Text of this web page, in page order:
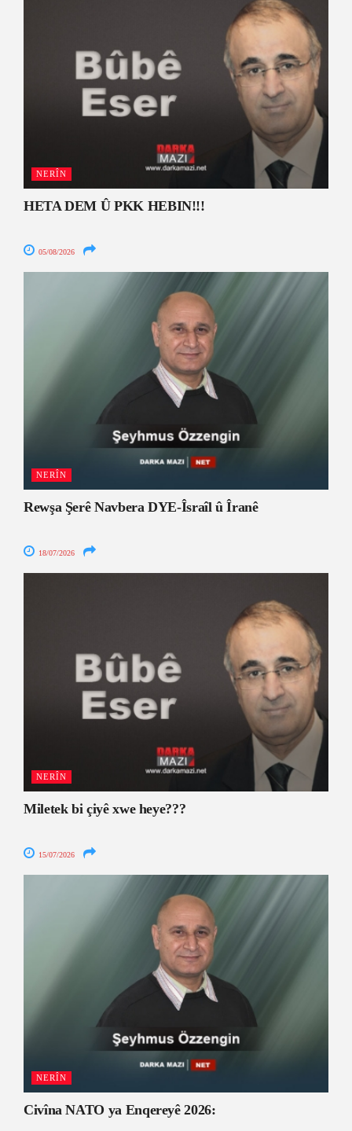
NERÎN
HETA DEM Û PKK HEBIN!!!
05/08/2026
NERÎN
Rewşa Şerê Navbera DYE-Îsraîl û Îranê
18/07/2026
NERÎN
Miletek bi çiyê xwe heye???
15/07/2026
NERÎN
Civîna NATO ya Enqereyê 2026: